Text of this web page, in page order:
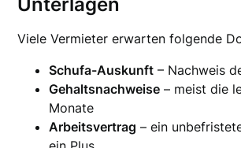
Unterlagen
Viele Vermieter erwarten folgende
Schufa-Auskunft – Nachweis
Gehaltsnachweise – meist die
Monate
Arbeitsvertrag – ein